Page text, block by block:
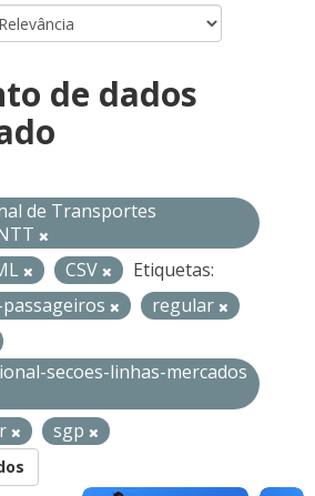
de dados
de Transportes
CSV
Etiquetas:
regular
secoes-linhas-mercados
sgp